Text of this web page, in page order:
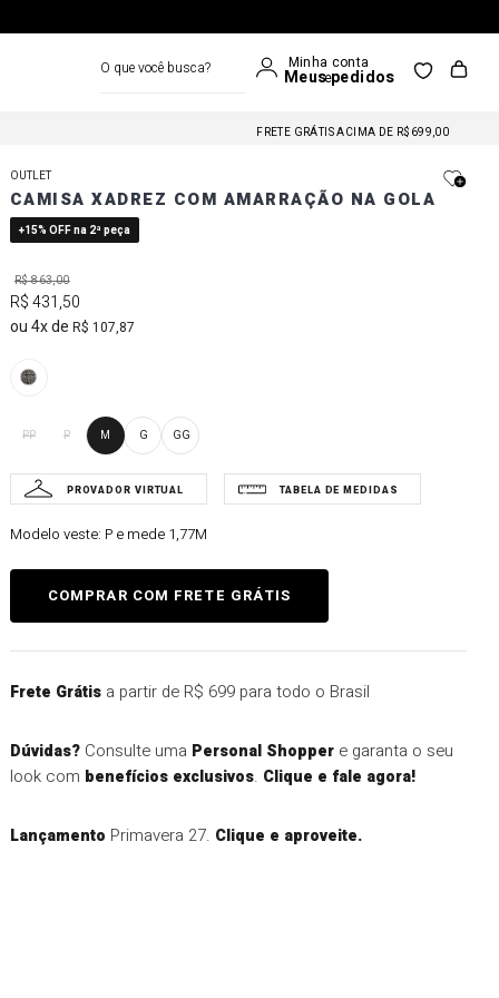
FRETE GRÁTIS ACIMA DE R$699,00
FRETE GRÁTIS NAS COMPRAS A PARTIR DE R$699
FRETE GRÁTIS ACIMA DE R$699,00
OUTLET
CAMISA XADREZ COM AMARRAÇÃO NA GOLA
+15% OFF na 2ª peça
R$863,00
R$431,50
4
R$ 107,87
PP P M G GG
Modelo veste: P e mede 1,77M
Frete Grátisa partir de R$ 699 para todo o Brasil
Dúvidas?Consulte uma Personal Shoppere garanta o seu
look com benefícios exclusivos. Clique e fale agora!
Lançamento Primavera 27. Clique e aproveite.